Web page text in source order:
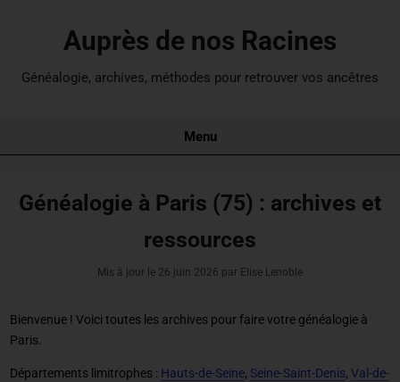
Auprès de nos Racines
Généalogie, archives, méthodes pour retrouver vos ancêtres
Menu
Généalogie à Paris (75) : archives et
ressources
Mis à jour le 26 juin 2026 par Elise Lenoble
Bienvenue ! Voici toutes les archives pourfaire votre généalogie à
Paris.
Départements limitrophes : Hauts-de-Seine, Seine-Saint-Denis, Val-de-